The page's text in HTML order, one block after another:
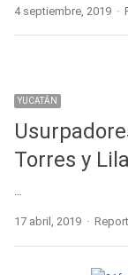
4 septiembre, 2019
YUCATÁN
Torres y
…
17 abril, 2019 Author